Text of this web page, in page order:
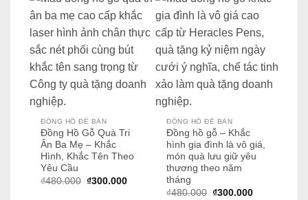
₫300.000.
ĐỒNG HỒ ĐỂ BÀN
Đồng Hồ Gỗ Quà Tri
Ân Ba Mẹ – Khắc
Hình, Khắc Tên Theo
Yêu Cầu
₫480.000 Giá
₫300.000Giá
ĐỒNG HỒ ĐỂ BÀN
Đồng hồ gỗ – Khắc
hình gia đình là vô giá,
món quà lưu giữ yêu
thương theo năm
tháng
₫480.000 Giá
₫300.000Giá